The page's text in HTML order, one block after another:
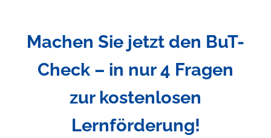
Machen Sie jetzt den BuT-
Check – in nur 4 Fragen
zur kostenlosen
Lernförderung!